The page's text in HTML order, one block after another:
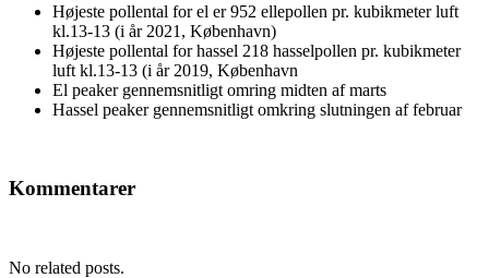
Højeste pollental for el er 952 ellepollen pr. kubikmeter luft
kl.13-13 (i år 2021, København)
Højeste pollental for hassel 218 hasselpollen pr. kubikmeter
luft kl.13-13 (i år 2019, København
El peaker gennemsnitligt omring midten af marts
Hassel peaker gennemsnitligt omkring slutningen af februar
Kommentarer
No related posts.